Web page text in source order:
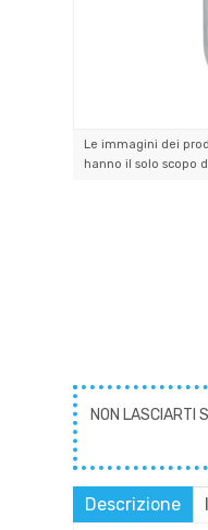
Le immagini dei
hanno il solo scopo
NON LASCIARTI
Descrizione